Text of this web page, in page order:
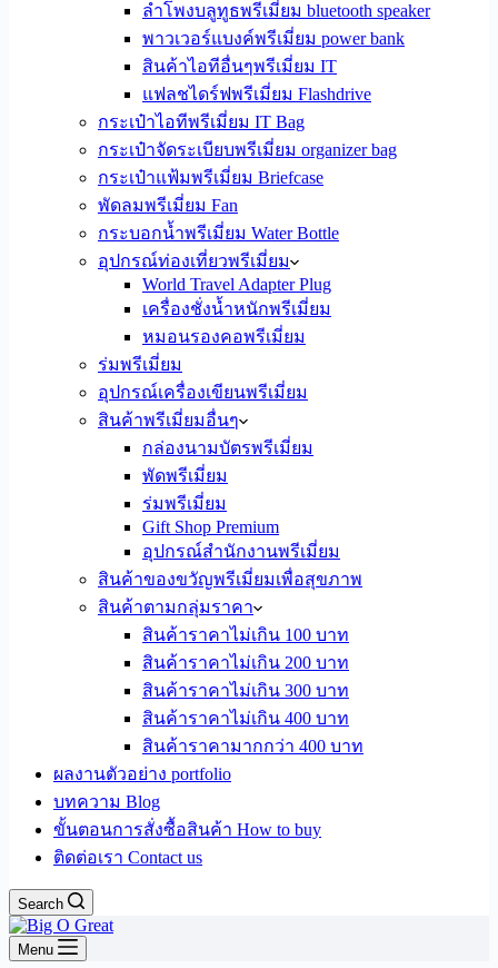
ลำโพงบลูทูธพรีเมี่ยม bluetooth speaker
พาวเวอร์แบงค์พรีเมี่ยม power bank
สินค้าไอทีอื่นๆพรีเมี่ยม IT
แฟลชไดร์ฟพรีเมี่ยม Flashdrive
กระเป๋าไอทีพรีเมี่ยม IT Bag
กระเป๋าจัดระเบียบพรีเมี่ยม organizer bag
กระเป๋าแฟ้มพรีเมี่ยม Briefcase
พัดลมพรีเมี่ยม Fan
กระบอกน้ำพรีเมี่ยม Water Bottle
อุปกรณ์ท่องเที่ยวพรีเมี่ยม
World Travel Adapter Plug
เครื่องชั่งน้ำหนักพรีเมี่ยม
หมอนรองคอพรีเมี่ยม
ร่มพรีเมี่ยม
อุปกรณ์เครื่องเขียนพรีเมี่ยม
สินค้าพรีเมี่ยมอื่นๆ
กล่องนามบัตรพรีเมี่ยม
พัดพรีเมี่ยม
ร่มพรีเมี่ยม
Gift Shop Premium
อุปกรณ์สำนักงานพรีเมี่ยม
สินค้าของขวัญพรีเมี่ยมเพื่อสุขภาพ
สินค้าตามกลุ่มราคา
สินค้าราคาไม่เกิน 100 บาท
สินค้าราคาไม่เกิน 200 บาท
สินค้าราคาไม่เกิน 300 บาท
สินค้าราคาไม่เกิน 400 บาท
สินค้าราคามากกว่า 400 บาท
ผลงานตัวอย่าง portfolio
บทความ Blog
ขั้นตอนการสั่งซื้อสินค้า How to buy
ติดต่อเรา Contact us
Search
Menu